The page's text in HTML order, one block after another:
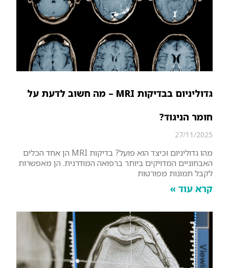
גדוליניום בבדיקות MRI – מה חשוב לדעת על
חומר הניגוד?
27/11/2025
מהו גדוליניום וכיצד הוא פועל? בדיקות MRI הן אחד הכלים
האבחוניים המדויקים ביותר ברפואה המודרנית. הן מאפשרות
לקבל תמונות מפורטות
קרא עוד »